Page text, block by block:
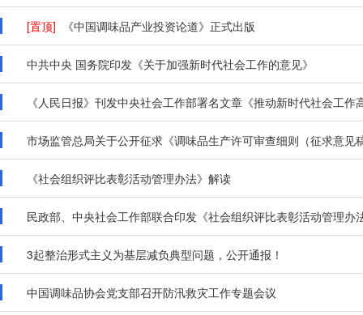
[置顶] 《中国调味品产业投资论道》正式出版
中共中央 国务院印发《关于加强新时代社会工作的意见》
《人民日报》刊发中央社会工作部署名文章《推动新时代社会工作
市场监管总局关于公开征求《调味品生产许可审查细则（征求意见
《社会组织评比表彰活动管理办法》解读
民政部、中央社会工作部联合印发《社会组织评比表彰活动管理办
3起整治形式主义为基层减负典型问题，公开通报！
中国调味品协会党支部召开防汛救灾工作专题会议